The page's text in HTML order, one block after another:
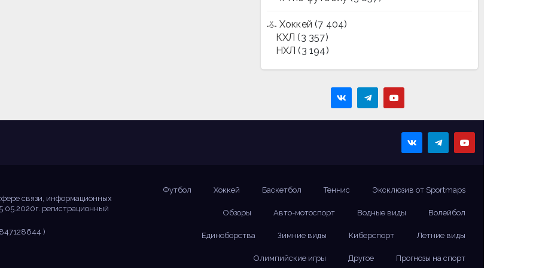
Хоккей (7 404)
КХЛ (3 357)
НХЛ (3 194)
связи, информационных
регистрационный
)
Футбол Хоккей Баскетбол Теннис Эксклюзив от Sportmaps
Обзоры Авто-мотоспорт Водные виды Волейбол
Единоборства Зимние виды Киберспорт Летние виды
Олимпийские игры Другое Прогнозы на спорт